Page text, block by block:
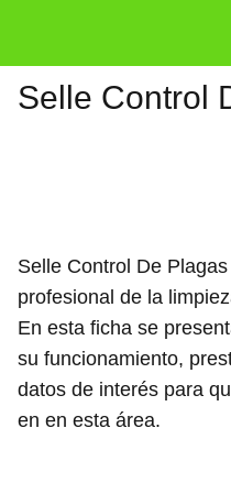
Selle Control
Selle Control De
profesional de la
En esta ficha se
su funcionamiento,
datos de interés para
en en esta área.